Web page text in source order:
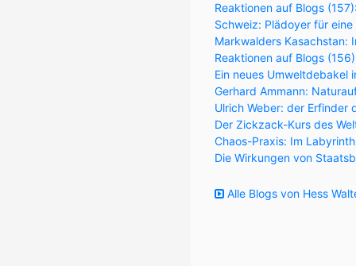
Reaktionen auf Blogs
Schweiz: Plädoyer für
Markwalders Kasachstan:
Reaktionen auf Blogs
Ein neues Umweltdebakel
Gerhard Ammann:
Ulrich Weber: der Erfinder
Der Zickzack-Kurs des
Chaos-Praxis: Im
Die Wirkungen von
Alle Blogs von Hess